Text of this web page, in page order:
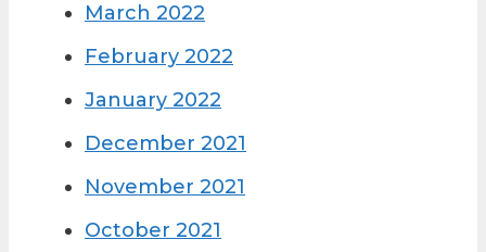
March 2022
February 2022
January 2022
December 2021
November 2021
October 2021